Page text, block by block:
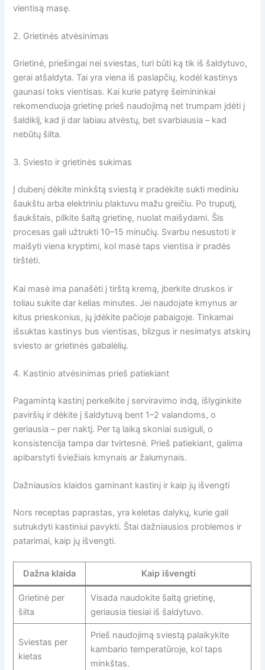
vientisą masę.
2. Grietinės atvėsinimas
Grietinė, priešingai nei sviestas, turi būti ką tik iš šaldytuvo,
gerai atšaldyta. Tai yra viena iš paslapčių, kodėl kastinys
gaunasi toks vientisas. Kai kurie patyrę šeimininkai
rekomenduoja grietinę prieš naudojimą net trumpam įdėti į
šaldiklį, kad ji dar labiau atvėstų, bet svarbiausia – kad
nebūtų šilta.
3. Sviesto ir grietinės sukimas
Į dubenį dėkite minkštą sviestą ir pradėkite sukti mediniu
šaukštu arba elektriniu plaktuvu mažu greičiu. Po truputį,
šaukštais, pilkite šaltą grietinę, nuolat maišydami. Šis
procesas gali užtrukti 10–15 minučių. Svarbu nesustoti ir
maišyti viena kryptimi, kol masė taps vientisa ir pradės
tirštėti.
Kai masė ima panašėti į tirštą kremą, įberkite druskos ir
toliau sukite dar kelias minutes. Jei naudojate kmynus ar
kitus prieskonius, jų įdėkite pačioje pabaigoje. Tinkamai
išsuktas kastinys bus vientisas, blizgus ir nesimatys atskirų
sviesto ar grietinės gabalėlių.
4. Kastinio atvėsinimas prieš patiekiant
Pagamintą kastinį perkelkite į serviravimo indą, išlyginkite
paviršių ir dėkite į šaldytuvą bent 1–2 valandoms, o
geriausia – per naktį. Per tą laiką skoniai susiguli, o
konsistencija tampa dar tvirtesnė. Prieš patiekiant, galima
apibarstyti šviežiais kmynais ar žalumynais.
Dažniausios klaidos gaminant kastinį ir kaip jų išvengti
Nors receptas paprastas, yra keletas dalykų, kurie gali
sutrukdyti kastiniui pavykti. Štai dažniausios problemos ir
patarimai, kaip jų išvengti.
Dažna klaida Kaip išvengti
Grietinė per
šilta
Visada naudokite šaltą grietinę,
geriausia tiesiai iš šaldytuvo.
Sviestas per
kietas
Prieš naudojimą sviestą palaikykite
kambario temperatūroje, kol taps
minkštas.